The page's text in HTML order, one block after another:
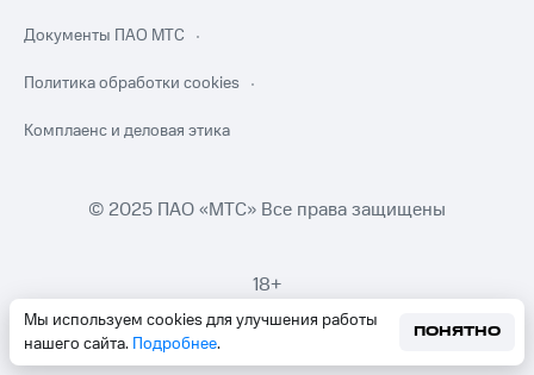
Мы используем cookies для улучшения работы
нашего сайта. Подробнее.
ПОНЯТНО
Документы ПАО МТС
Политика обработки cookies
Комплаенс и деловая этика
© 2025 ПАО «МТС» Все права защищены
18+